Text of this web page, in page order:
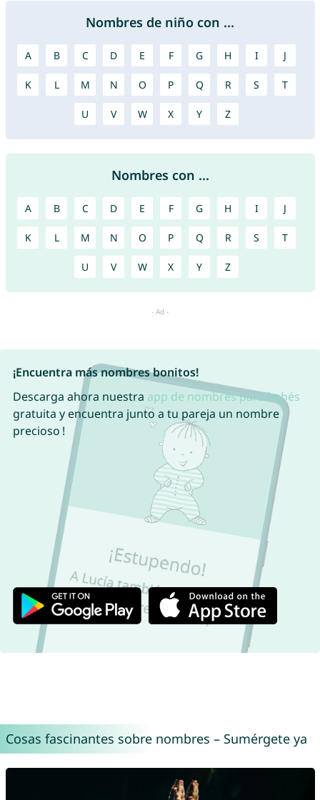
Nombres de niño con ...
A B C D E F G H I J
K L M N O P Q R S T
U V W X Y Z
Nombres con ...
A B C D E F G H I J
K L M N O P Q R S T
U V W X Y Z
¡Encuentra más nombres bonitos!
Descarga ahora nuestra app de nombres para bebés
gratuita y encuentra junto a tu pareja un nombre
precioso !
Cosas fascinantes sobre nombres – Sumérgete ya